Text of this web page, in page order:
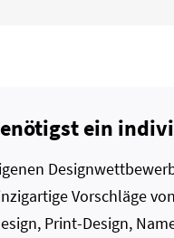
ein
Vorschläge
Print-Design,